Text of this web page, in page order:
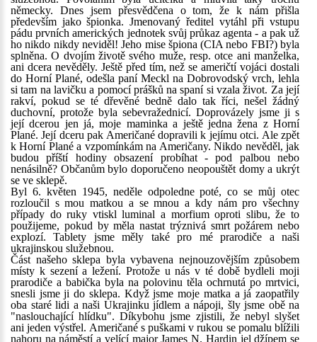
německy. Dnes jsem přesvědčena o tom, že k nám přišla
především jako špionka. Jmenovaný ředitel vytáhl při vstupu
pádu prvních amerických jednotek svůj průkaz agenta - a pak už
ho nikdo nikdy neviděl! Jeho mise špiona (CIA nebo FBI?) byla
splněna. O dvojím životě svého muže, resp. otce ani manželka,
ani dcera nevěděly. Ještě před tím, než se američtí vojáci dostali
do Horní Plané, odešla paní Meckl na Dobrovodský vrch, lehla
si tam na lavičku a pomocí prášků na spaní si vzala život. Za její
rakví, pokud se té dřevěné bedně dalo tak říci, nešel žádný
duchovní, protože byla sebevražednicí. Doprovázely jsme ji s
její dcerou jen já, moje maminka a ještě jedna žena z Horní
Plané. Její dceru pak Američané dopravili k jejímu otci. Ale zpět
k Horní Plané a vzpomínkám na Američany. Nikdo nevěděl, jak
budou příští hodiny obsazení probíhat - pod palbou nebo
nenásilně? Občanům bylo doporučeno neopouštět domy a ukrýt
se ve sklepě.
Byl 6. květen 1945, neděle odpoledne poté, co se můj otec
rozloučil s mou matkou a se mnou a kdy nám pro všechny
případy do ruky vtiskl luminal a morfium oproti slibu, že to
použijeme, pokud by měla nastat trýznivá smrt požárem nebo
explozí. Tablety jsme měly také pro mé prarodiče a naši
ukrajinskou služebnou.
Část našeho sklepa byla vybavena nejnouzovějším způsobem
místy k sezení a ležení. Protože u nás v té době bydleli moji
prarodiče a babička byla na polovinu těla ochrnutá po mrtvici,
snesli jsme ji do sklepa. Když jsme moje matka a já zaopatřily
oba staré lidi a naši Ukrajinku jídlem a nápoji, šly jsme obě na
"naslouchající hlídku". Díkybohu jsme zjistili, že nebyl slyšet
ani jeden výstřel. Američané s puškami v rukou se pomalu blížili
nahoru na náměstí a velící major James N. Hardin jel džípem se